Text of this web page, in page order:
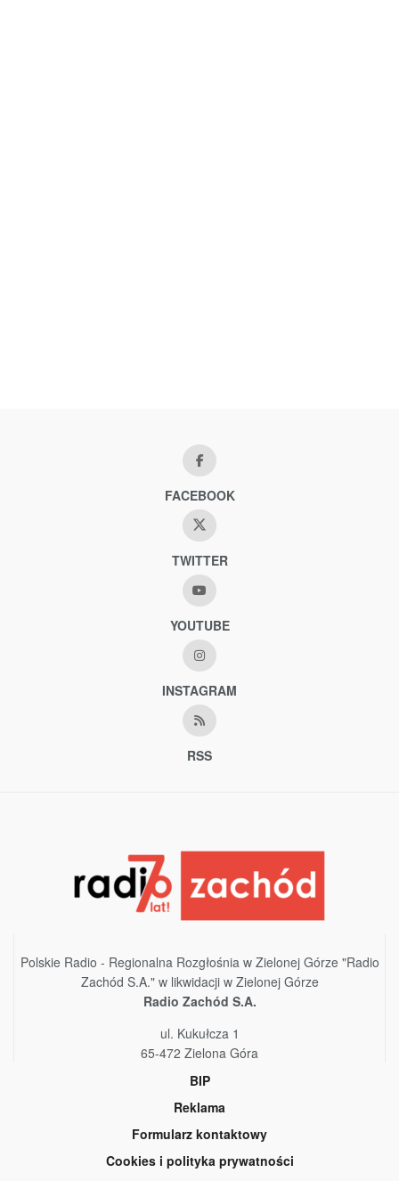
FACEBOOK
TWITTER
YOUTUBE
INSTAGRAM
RSS
Polskie Radio - Regionalna Rozgłośnia w Zielonej Górze "Radio
Zachód S.A." w likwidacji w Zielonej Górze
Radio Zachód S.A.
ul. Kukułcza 1
65-472 Zielona Góra
BIP
Reklama
Formularz kontaktowy
Cookies i polityka prywatności